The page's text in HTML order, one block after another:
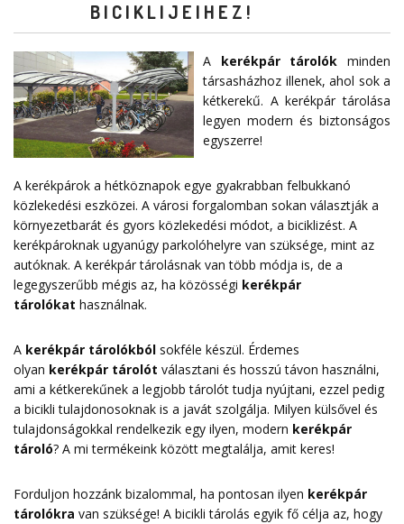
BICIKLIJEIHEZ!
A kerékpár tárolók minden
társasházhoz illenek, ahol sok a
kétkerekű. A kerékpár tárolása
legyen modern és biztonságos
egyszerre!
A kerékpárok a hétköznapok egye gyakrabban felbukkanó
közlekedési eszközei. A városi forgalomban sokan választják a
környezetbarát és gyors közlekedési módot, a biciklizést. A
kerékpároknak ugyanúgy parkolóhelyre van szüksége, mint az
autóknak. A kerékpár tárolásnak van több módja is, de a
legegyszerűbb mégis az, ha közösségi kerékpár
tárolókat használnak.
A kerékpár tárolókból sokféle készül. Érdemes
olyan kerékpár tárolót választani és hosszú távon használni,
ami a kétkerekűnek a legjobb tárolót tudja nyújtani, ezzel pedig
a bicikli tulajdonosoknak is a javát szolgálja. Milyen külsővel és
tulajdonságokkal rendelkezik egy ilyen, modern kerékpár
tároló? A mi termékeink között megtalálja, amit keres!
Forduljon hozzánk bizalommal, ha pontosan ilyen kerékpár
tárolókra van szüksége! A bicikli tárolás egyik fő célja az, hogy